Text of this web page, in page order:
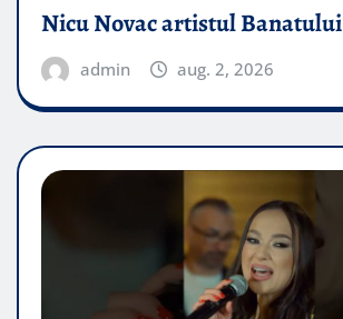
Nicu Novac artistul Banatului
admin aug. 2, 2026